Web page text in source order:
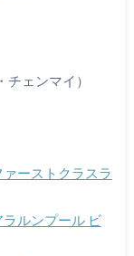
ェンマイ）
ーストクラスラ
ラルンプール ビ